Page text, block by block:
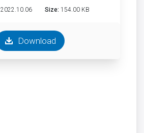
2022.10.06 Size: 154.00 KB
Download